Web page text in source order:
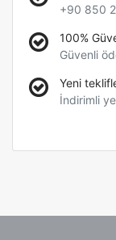
+90 850
100%
Güvenli
Yeni
İndirimli